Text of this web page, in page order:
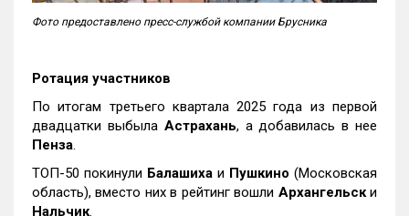
Фото предоставлено пресс-службой компании Брусника
Ротация участников
По итогам третьего квартала 2025 года из первой
двадцатки выбыла Астрахань, а добавилась в нее
Пенза.
ТОП-50 покинули Балашиха и Пушкино (Московская
область), вместо них в рейтинг вошли Архангельски
Нальчик.